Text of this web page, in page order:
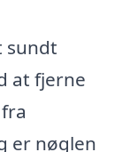
sundt
at fjerne
er nøglen